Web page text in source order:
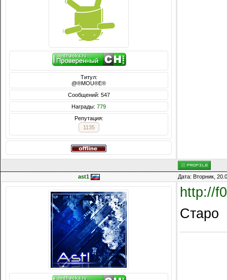
Титул:
@®MOU®E®
Сообщений: 547
Награды: 779
Репутация:
1135
ast1 Дата: Вторник,
http://
Старо